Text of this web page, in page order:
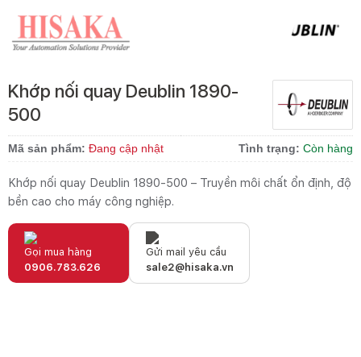
Khớp nối quay Deublin 1890-
500
Mã sản phẩm: Đang cập nhật Tình trạng: Còn hàng
Khớp nối quay Deublin 1890-500 – Truyền môi chất ổn định, độ
bền cao cho máy công nghiệp.
Gọi mua hàng
0906.783.626
Gửi mail yêu cầu
sale2@hisaka.vn